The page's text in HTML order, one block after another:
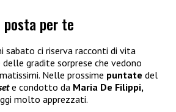
posta per te
sabato ci riserva racconti di vita
gradite sorprese che vedono
Nelle prossime puntate del
e condotto da Maria De Filippi,
molto apprezzati.